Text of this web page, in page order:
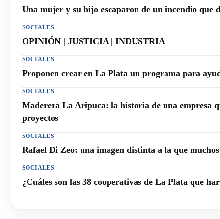
Una mujer y su hijo escaparon de un incendio que
SOCIALES
OPINIÓN | JUSTICIA | INDUSTRIA
SOCIALES
Proponen crear en La Plata un programa para
SOCIALES
Maderera La Aripuca: la historia de una empresa
proyectos
SOCIALES
Rafael Di Zeo: una imagen distinta a la que
SOCIALES
¿Cuáles son las 38 cooperativas de La Plata que